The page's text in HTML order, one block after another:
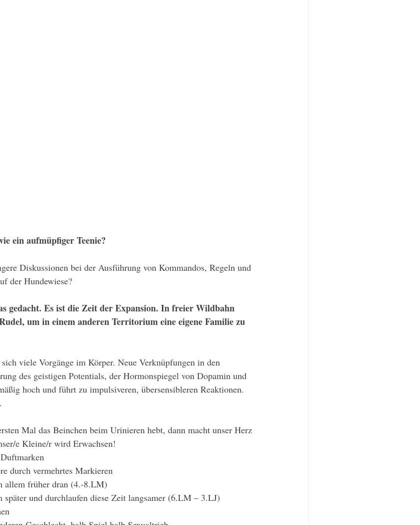
ein aufmüpfiger Teenie?
Diskussionen bei der Ausführung von Kommandos, Regeln und
der Hundewiese?
gedacht. Es ist die Zeit der Expansion. In freier Wildbahn
um in einem anderen Territorium eine eigene Familie zu
viele Vorgänge im Körper. Neue Verknüpfungen in den
des geistigen Potentials, der Hormonspiegel von Dopamin und
hoch und führt zu impulsiveren, übersensibleren Reaktionen.
Mal das Beinchen beim Urinieren hebt, dann macht unser Herz
e Kleine/r wird Erwachsen!
durch vermehrtes Markieren
allem früher dran (4.-8.LM)
später und durchlaufen diese Zeit langsamer (6.LM – 3.LJ)